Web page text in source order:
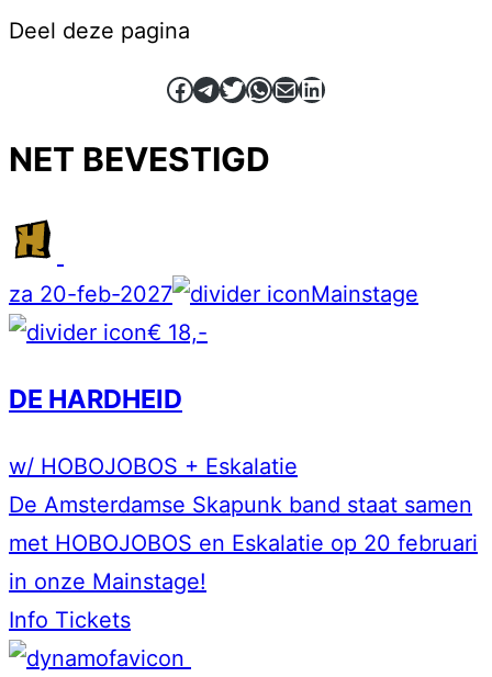
Deel deze pagina
Facebook
Telegram
Twitter
WhatsApp
E-mailLinkedIn
NET BEVESTIGD
za 20-feb-2027
Mainstage
€ 18,-
DE HARDHEID
w/ HOBOJOBOS + Eskalatie
De Amsterdamse Skapunk band staat samen
met HOBOJOBOS en Eskalatie op 20 februari
in onze Mainstage!
Info Tickets